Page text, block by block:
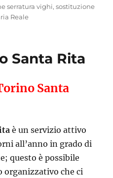
serratura vighi,sostituzione
Reale
Santa Rita
Santa
è un servizio attivo
all’anno in grado di
questo è possibile
organizzativo che ci